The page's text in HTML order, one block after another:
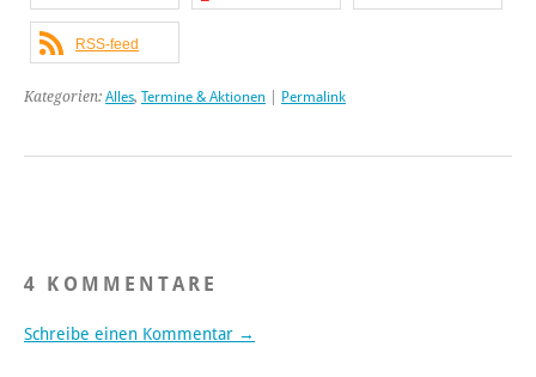
RSS-feed
Kategorien: Alles, Termine & Aktionen Permalink
4 KOMMENTARE
Schreibe einen Kommentar →